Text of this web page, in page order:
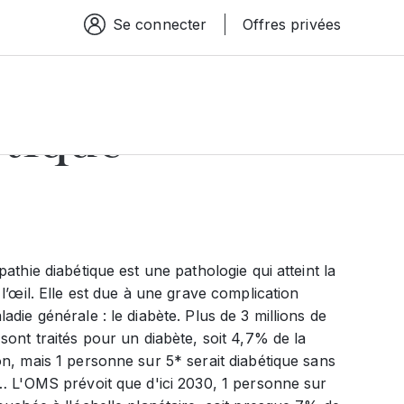
Espace connexion
Se connecter Offres privées
diabétique est une pathologie qui atteint la
Elle est due à une grave complication
générale : le diabète. Plus de 3 millions de
traités pour un diabète, soit 4,7% de la
mais 1 personne sur 5* serait diabétique sans
L'OMS prévoit que d'ici 2030, 1 personne sur